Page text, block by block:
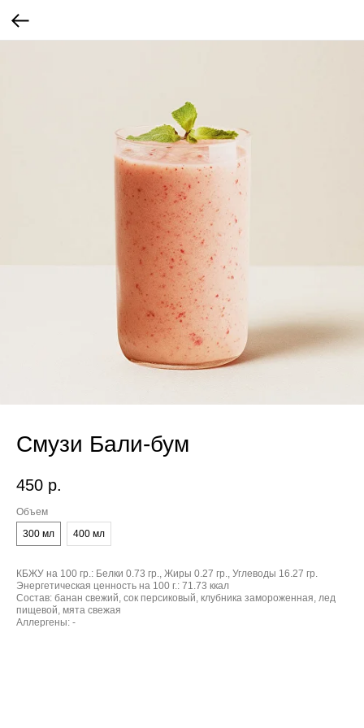
Смузи Бали-бум
450 р.
Объем
300 мл
400 мл
КБЖУ на 100 гр.: Белки 0.73 гр., Жиры 0.27 гр., Углеводы 16.27 гр.
Энергетическая ценность на 100 г.: 71.73 ккал
Состав: банан свежий, сок персиковый, клубника замороженная, лед
пищевой, мята свежая
Аллергены: -